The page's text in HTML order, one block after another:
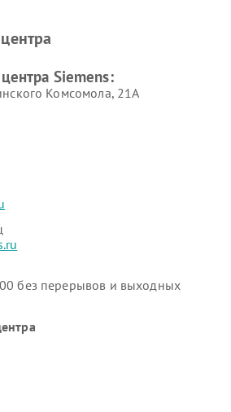
Siemens
Siemens
Siemens:
Комсомола, 21А
без перерывов и выходных